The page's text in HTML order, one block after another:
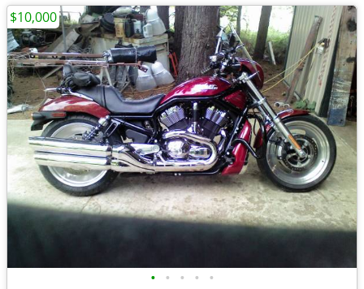
• • • • •
$10,000